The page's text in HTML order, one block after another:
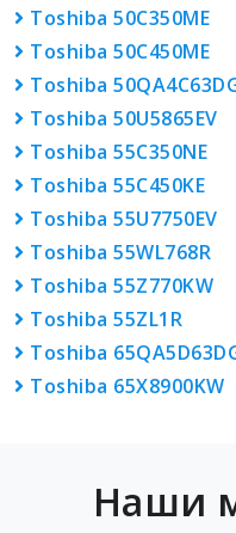
Toshiba 50C350ME
Toshiba 50C450ME
Toshiba
Toshiba 50U5865EV
Toshiba 55C350NE
Toshiba 55C450KE
Toshiba 55U7750EV
Toshiba 55WL768R
Toshiba 55Z770KW
Toshiba 55ZL1R
Toshiba
Toshiba 65X8900KW
Наши